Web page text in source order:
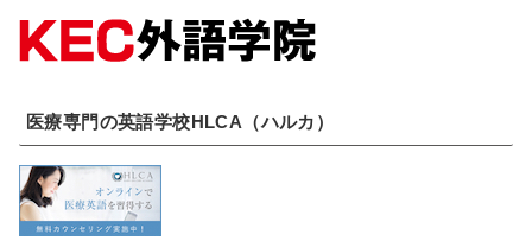
医療専門の英語学校HLCA（ハルカ）